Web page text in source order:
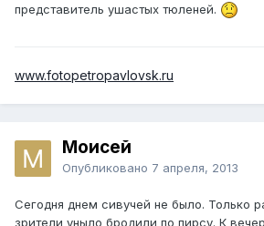
представитель ушастых тюленей.
www.fotopetropavlovsk.ru
Моисей
Опубликовано 7 апреля, 2013
Сегодня днем сивучей не было. Только
зрители уныло бродили по пирсу. К